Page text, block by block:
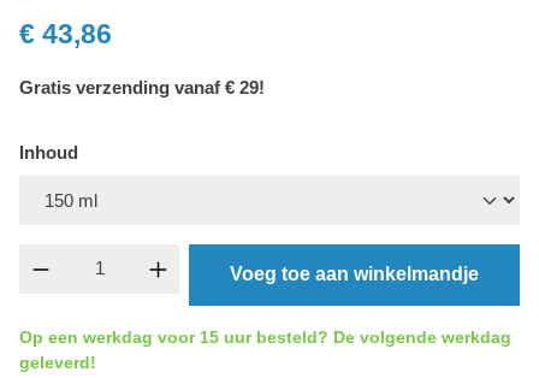
€ 43,86
Gratis verzending vanaf € 29!
Inhoud
Producthoeveelheid: Voer de gewenste
Voeg toe aan winkelmandje
Op een werkdag voor 15 uur besteld? De volgende werkdag
geleverd!